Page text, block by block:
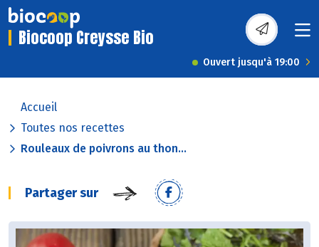
Biocoop Creysse Bio
Ouvert jusqu'à 19:00
Accueil
Toutes nos recettes
Rouleaux de poivrons au thon...
Partager sur